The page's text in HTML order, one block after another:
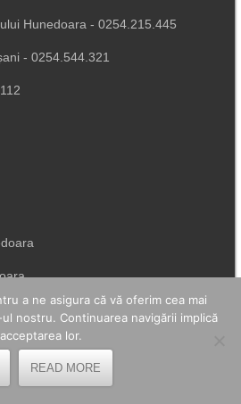
Hunedoara - 0254.215.445
- 0254.544.321
a ne asigura că vă oferim cea mai
nostru. Continuarea navigării implică
acceptarea lor.
READ MORE